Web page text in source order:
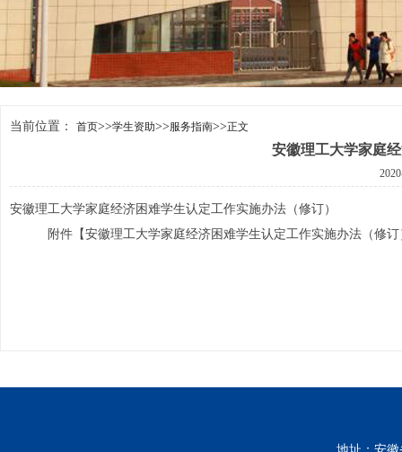
当前位置： 首页>>学生资助>>服务指南>>正文
安徽理工大学家庭
安徽理工大学家庭经济困难学生认定工作实施办法（修订）
附件【安徽理工大学家庭经济困难学生认定工作实施办法（修订